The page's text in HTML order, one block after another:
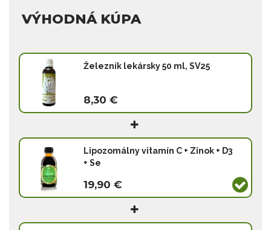
VÝHODNÁ KÚPA
Železník lekársky 50 ml, SV25
8,30 €
Lipozomálny vitamín C + Zinok + D3
+ Se
19,90 €